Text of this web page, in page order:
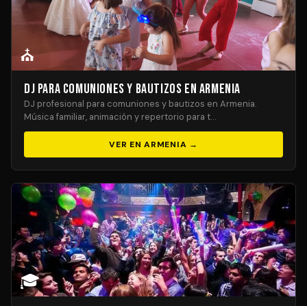
⛪
DJ para Comuniones y Bautizos en Armenia
DJ profesional para comuniones y bautizos en Armenia.
Música familiar, animación y repertorio para t…
VER EN ARMENIA →
🎓